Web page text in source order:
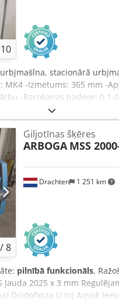
10
stacionārā
MK4 -Izmetums: 365 mm -
-Barošanas padeve: 0,1-
mm -Svars: 1026 kg
/8
Drachten 1 251 km
Giljotīnas šķēres
ARBOGA MSS
pilnībā funkcionāls,
Jauda 2025 x 3 mm
Dcjdpfxsza U Inj Aqvok